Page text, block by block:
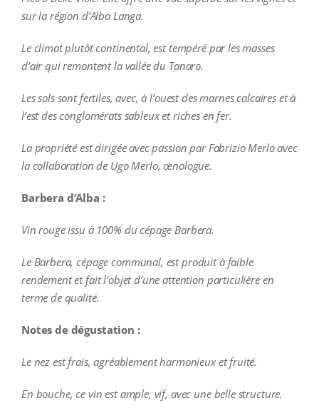
sur la région d’Alba Langa.
Le climat plutôt continental, est tempéré par les masses
d’air qui remontent la vallée du Tanaro.
Les sols sont fertiles, avec, à l’ouest des marnes calcaires et à
l’est des conglomérats sableux et riches en fer.
La propriété est dirigée avec passion par Fabrizio Merlo avec
la collaboration de Ugo Merlo, œnologue.
Barbera d’Alba :
Vin rouge issu à 100% du cépage Barbera.
Le Barbera, cépage communal, est produit à faible
rendement et fait l’objet d’une attention particulière en
terme de qualité.
Notes de dégustation :
Le nez est frais, agréablement harmonieux et fruité.
En bouche, ce vin est ample, vif, avec une belle structure.